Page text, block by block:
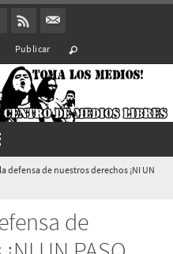
Publicar
defensa de nuestros derechos ¡NI UN
de